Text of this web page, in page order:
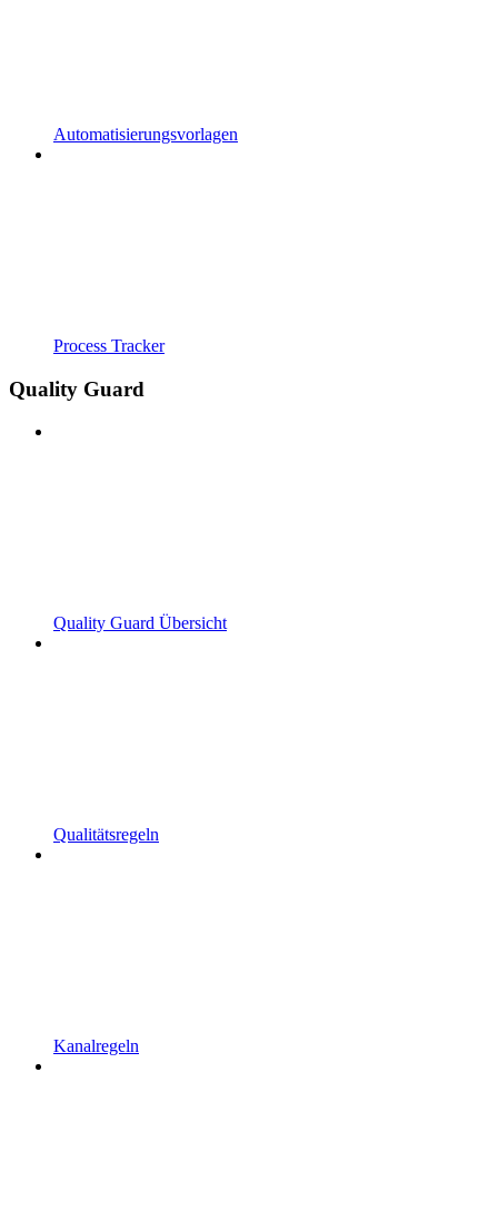
Automatisierungsvorlagen
Process Tracker
Quality Guard
Quality Guard Übersicht
Qualitätsregeln
Kanalregeln